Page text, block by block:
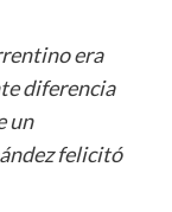
era
diferencia
un
felicitó